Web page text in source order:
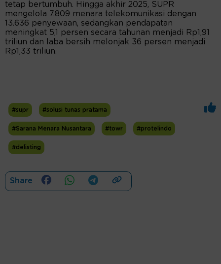
tetap bertumbuh. Hingga akhir 2025, SUPR
mengelola 7.809 menara telekomunikasi dengan
13.636 penyewaan, sedangkan pendapatan
meningkat 5,1 persen secara tahunan menjadi Rp1,91
triliun dan laba bersih melonjak 36 persen menjadi
Rp1,33 triliun.
#supr #solusi tunas pratama
#Sarana Menara Nusantara #towr #protelindo
#delisting
Share